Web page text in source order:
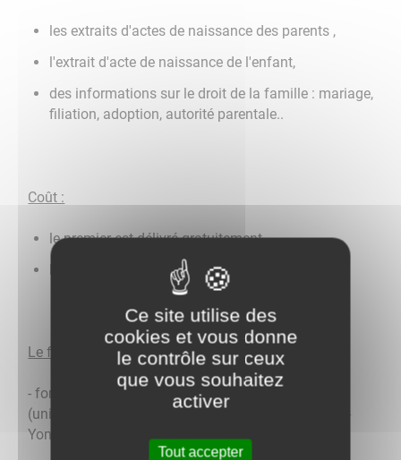
les extraits d'actes de naissance des parents ,
l'extrait d'acte de naissance de l'enfant,
des informations sur le droit de la famille : mariage,
filiation, adoption, autorité parentale..
Coût :
le premier est délivré gratuitement ,
les suivants sont payants,
Le formulaire :
- formulaire de demande de livret de famille
(uniquement pour les mariages célébrés à Pont-sur-
Yonne) :
/formulaire.pdf
Ce site utilise des
cookies et vous donne
le contrôle sur ceux
que vous souhaitez
activer
Tout accepter